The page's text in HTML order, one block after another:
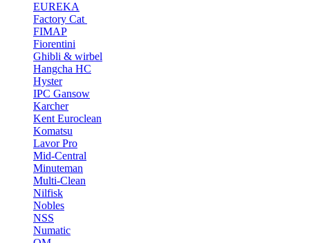
EUREKA
Factory Cat
FIMAP
Fiorentini
Ghibli & wirbel
Hangcha HC
Hyster
IPC Gansow
Karcher
Kent Euroclean
Komatsu
Lavor Pro
Mid-Central
Minuteman
Multi-Clean
Nilfisk
Nobles
NSS
Numatic